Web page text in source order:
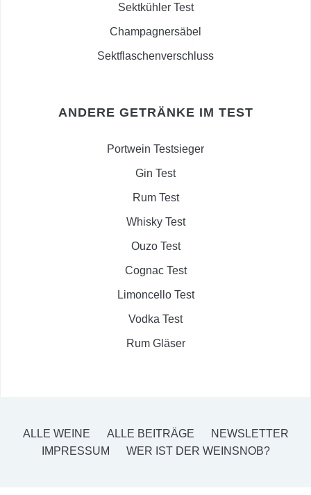
Sektkühler Test
Champagnersäbel
Sektflaschenverschluss
ANDERE GETRÄNKE IM TEST
Portwein Testsieger
Gin Test
Rum Test
Whisky Test
Ouzo Test
Cognac Test
Limoncello Test
Vodka Test
Rum Gläser
ALLE WEINE ALLE BEITRÄGE
NEWSLETTER
IMPRESSUM
WER IST DER WEINSNOB?